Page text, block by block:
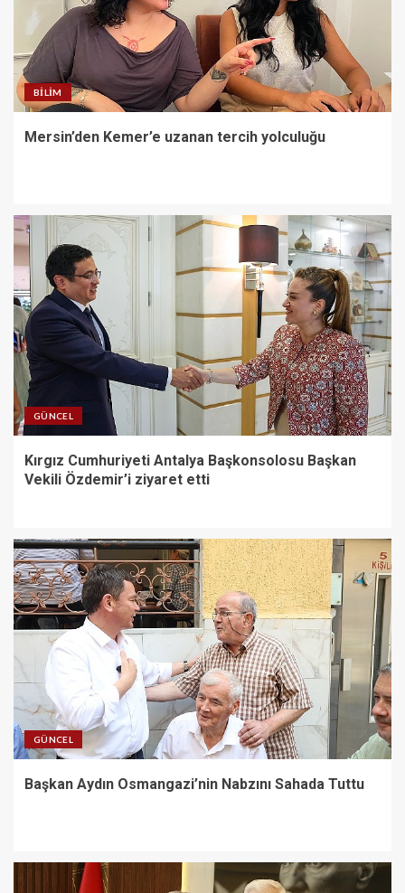
BILIM
Mersin’den Kemer’e uzanan tercih yolculuğu
GÜNCEL
Kırgız Cumhuriyeti Antalya Başkonsolosu Başkan
Vekili Özdemir’i ziyaret etti
GÜNCEL
Başkan Aydın Osmangazi’nin Nabzını Sahada Tuttu